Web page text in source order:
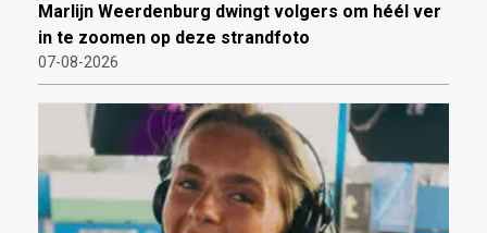
Marlijn Weerdenburg dwingt volgers om héél ver
in te zoomen op deze strandfoto
07-08-2026